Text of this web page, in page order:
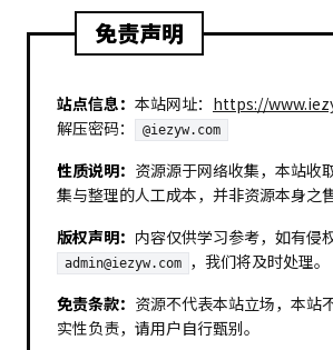
免责声明
站点信息： 本站网址： https://
解压密码：
@iezyw.com
性质说明： 资源源于网络收集，本站收
集与整理的人工成本，并非资源本身之售
版权声明： 内容仅供学习参考，如有侵
admin@iezyw.com
，我们将及时处理。
免责条款： 资源不代表本站立场，本站
实性负责，请用户自行甄别。